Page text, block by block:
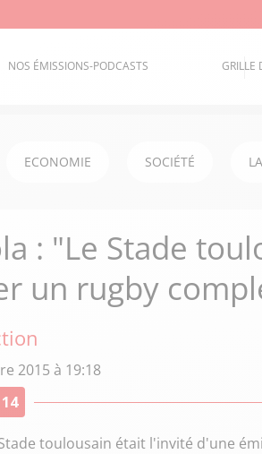
NOS ÉMISSIONS-PODCASTS GRILLE
ECONOMIE SOCIÉTÉ
: "Le Stade
un rugby
2015 à 19:18
toulousain était l'invité d'une